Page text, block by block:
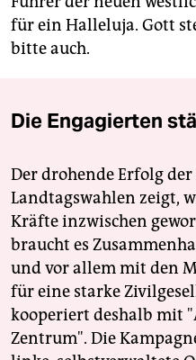
für ein Halleluja. Gott
bitte auch.
Die Engagierten
Der drohende Erfolg
Landtagswahlen zeigt,
Kräfte inzwischen
braucht es
und vor allem mit den
für eine starke
kooperiert deshalb mit
Zentrum". Die